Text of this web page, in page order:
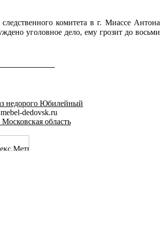
комитета в г. Миассе Антона
уголовное дело, ему грозит до восьми
недорого Юбилейный
mebel-dedovsk.ru
область